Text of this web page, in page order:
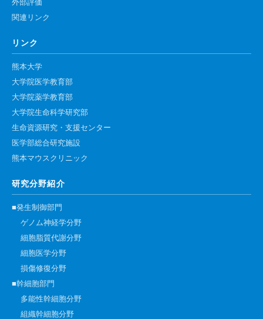
外部評価
関連リンク
リンク
熊本大学
大学院医学教育部
大学院薬学教育部
大学院生命科学研究部
生命資源研究・支援センター
医学部総合研究施設
熊本マウスクリニック
研究分野紹介
■発生制御部門
ゲノム神経学分野
細胞脂質代謝分野
細胞医学分野
損傷修復分野
■幹細胞部門
多能性幹細胞分野
組織幹細胞分野